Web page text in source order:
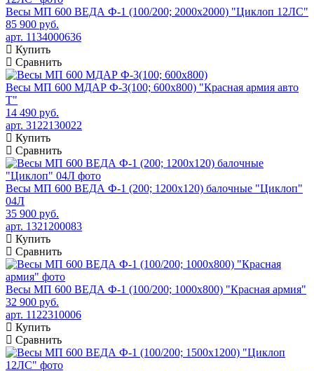
Весы МП 600 ВЕДА Ф-1 (100/200; 2000х2000) "Циклоп 12ЛС"
85 900 руб.
арт. 1134000636
Купить
Сравнить
Весы МП 600 МДАР Ф-3(100; 600х800) "Красная армия авто
Т"
14 490 руб.
арт. 3122130022
Купить
Сравнить
Весы МП 600 ВЕДА Ф-1 (200; 1200х120) балочные "Циклоп"
04Л
35 900 руб.
арт. 1321200083
Купить
Сравнить
Весы МП 600 ВЕДА Ф-1 (100/200; 1000х800) "Красная армия"
32 900 руб.
арт. 1122310006
Купить
Сравнить